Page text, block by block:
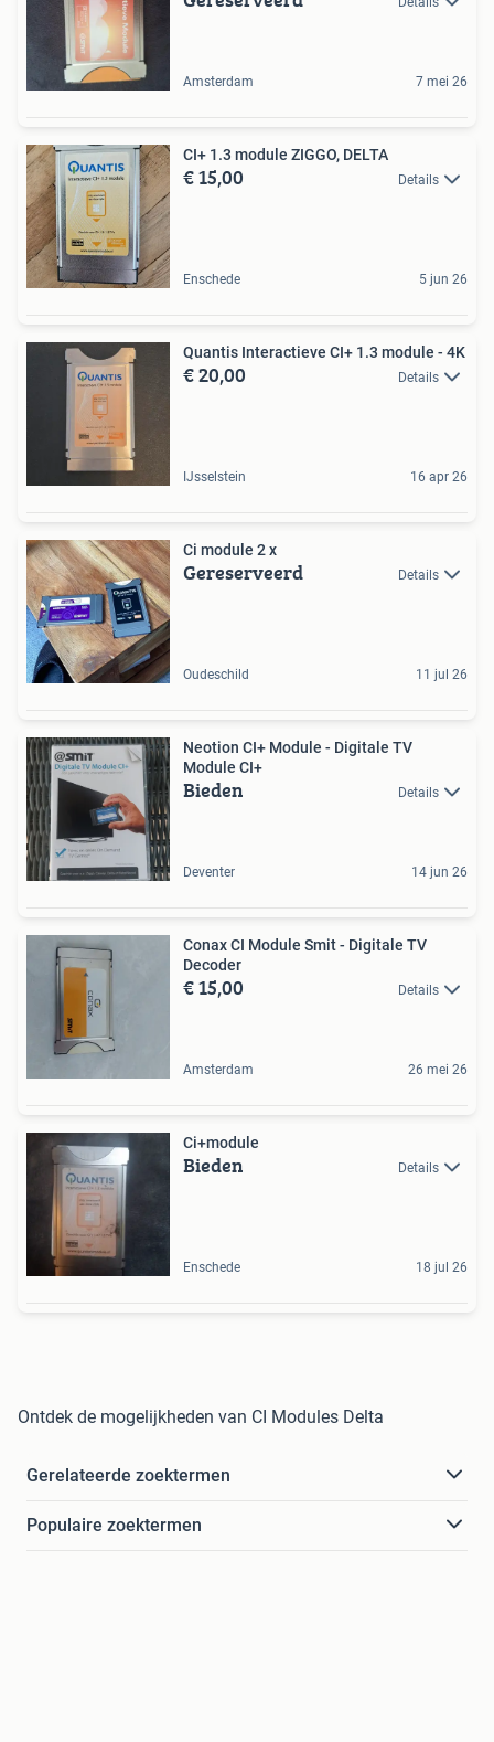
Amsterdam 7 mei 26
CI+ 1.3 module ZIGGO, DELTA
€ 15,00 Details
Enschede 5 jun 26
Quantis Interactieve CI+ 1.3 module - 4K
€ 20,00 Details
IJsselstein 16 apr 26
Ci module 2 x
Gereserveerd Details
Oudeschild 11 jul 26
Neotion CI+ Module - Digitale TV
Module CI+
Bieden Details
Deventer 14 jun 26
Conax CI Module Smit - Digitale TV
Decoder
€ 15,00 Details
Amsterdam 26 mei 26
Ci+module
Bieden Details
Enschede 18 jul 26
Ontdek de mogelijkheden van CI Modules Delta
Gerelateerde zoektermen
Populaire zoektermen